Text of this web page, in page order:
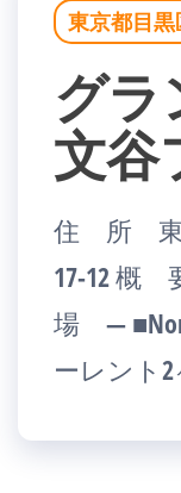
東京都目黒
グラ
文谷
住 所 東
17-12 概
場 ―
ーレント